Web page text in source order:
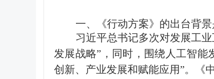
一、《行动方案》的出台背景
习近平总书记多次对发展工
发展战略”，同时，围绕人工智能
创新、产业发展和赋能应用”。《